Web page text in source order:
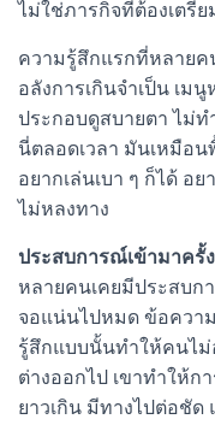
ไม่ใช่ภารกิจที่ต้องเตรี
ความรู้สึกแรกที่หลายค
อลังการเกินจำเป็น เม
ประกอบดูสบายตา ไม่
นี่ตลอดเวลา มันเหมือน
อยากเล่นเบา ๆ ก็ได้ อ
ไม่หลงทาง
ประสบการณ์เข้ามาครั้
หลายคนเคยมีประสบก
จอแน่นไปหมด ข้อควา
รู้สึกแบบนั้นทำให้คนไม่
ต่างออกไป เขาทำให้ก
ยาวเกิน มีทางไปต่อชัด